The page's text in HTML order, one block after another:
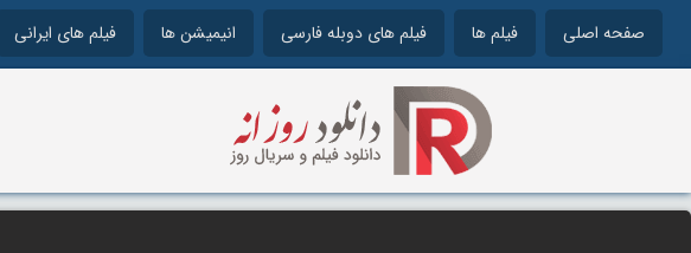
صفحه اصلی فیلم ها فیلم های دوبله فارسی انیمیشن ها فیلم های ایرانی